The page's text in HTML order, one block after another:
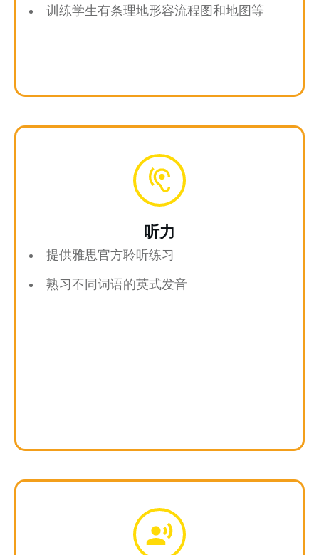
训练学生有条理地形容流程图和地图等
听力
提供雅思官方聆听练习
熟习不同词语的英式发音